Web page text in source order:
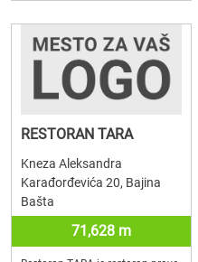
RESTORAN TARA
Kneza Aleksandra
Karađorđevića 20, Bajina
Bašta
71,628 m